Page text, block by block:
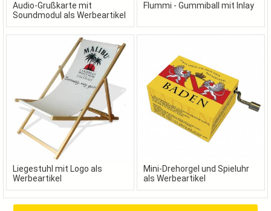
Audio-Grußkarte mit
Soundmodul als Werbeartikel
Flummi - Gummiball mit Inlay
Liegestuhl mit Logo als
Werbeartikel
Mini-Drehorgel und Spieluhr
als Werbeartikel